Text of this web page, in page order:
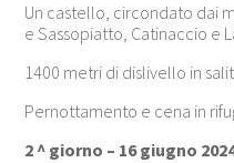
Un castello, circondato dai
e Sassopiatto, Catinaccio e
1400 metri di dislivello in
Pernottamento e cena in
2 ^ giorno – 16 giugno